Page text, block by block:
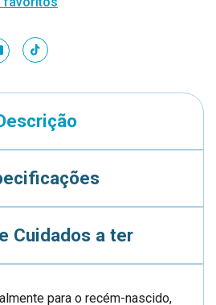
Cuidados a ter
para o recém-nascido,